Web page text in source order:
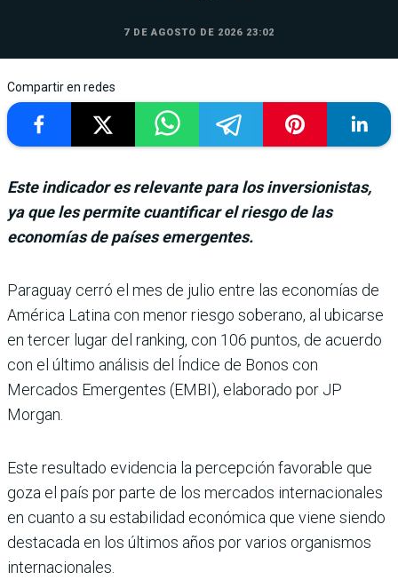
7 DE AGOSTO DE 2026 23:02
Compartir en redes
Este indicador es relevante para los inversionistas,
ya que les permite cuantificar el riesgo de las
economías de países emergentes.
Paraguay cerró el mes de julio entre las eco­nomías de
América Latina con menor riesgo soberano, al ubicarse
en ter­cer lugar del ranking, con 106 puntos, de acuerdo
con el último análisis del Índice de Bonos con
Mercados Emer­gentes (EMBI), elaborado por JP
Morgan.
Este resultado evidencia la percepción favorable que
goza el país por parte de los mercados internacionales
en cuanto a su estabilidad económica que viene siendo
destacada en los últimos años por varios organismos
inter­nacionales.